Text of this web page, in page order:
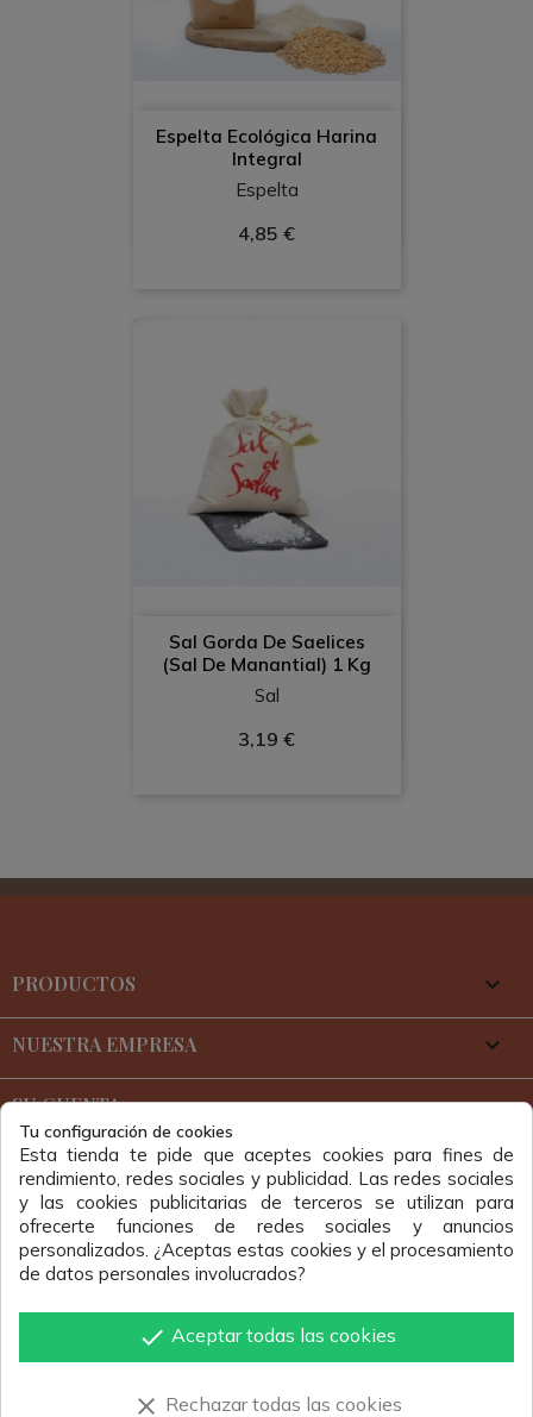
Espelta Ecológica Harina
Integral
Espelta
4,85 €
Sal Gorda De Saelices
(Sal De Manantial) 1 Kg
Sal
3,19 €
PRODUCTOS 
NUESTRA EMPRESA 
SU CUENTA 
LA ESPELTA Y LA SAL, S.L.
C/ Las Pozas, 2.
(Guadalajara)
Tu configuración de cookies
Esta tienda te pide que aceptes cookies para fines de
rendimiento, redes sociales y publicidad. Las redes sociales
y las cookies publicitarias de terceros se utilizan para
ofrecerte funciones de redes sociales y anuncios
personalizados. ¿Aceptas estas cookies y el procesamiento
de datos personales involucrados?
done Aceptar todas las cookies
clear Rechazar todas las cookies